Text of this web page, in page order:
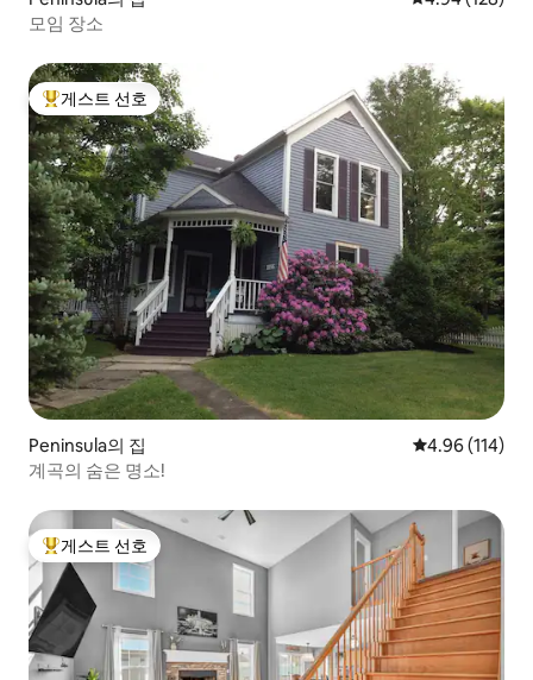
모임 장소
상위 게스트 선호
게스트 선호
Peninsula의 집 평점 4.96점(5
4.96 (114)
계곡의 숨은 명소!
상위 게스트 선호
게스트 선호